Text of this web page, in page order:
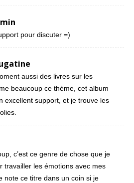
pour discuter =)
aussi des livres sur les
beaucoup ce thème, cet album
excellent support, et je trouve les
c’est ce genre de chose que je
travailler les émotions avec mes
note ce titre dans un coin si je